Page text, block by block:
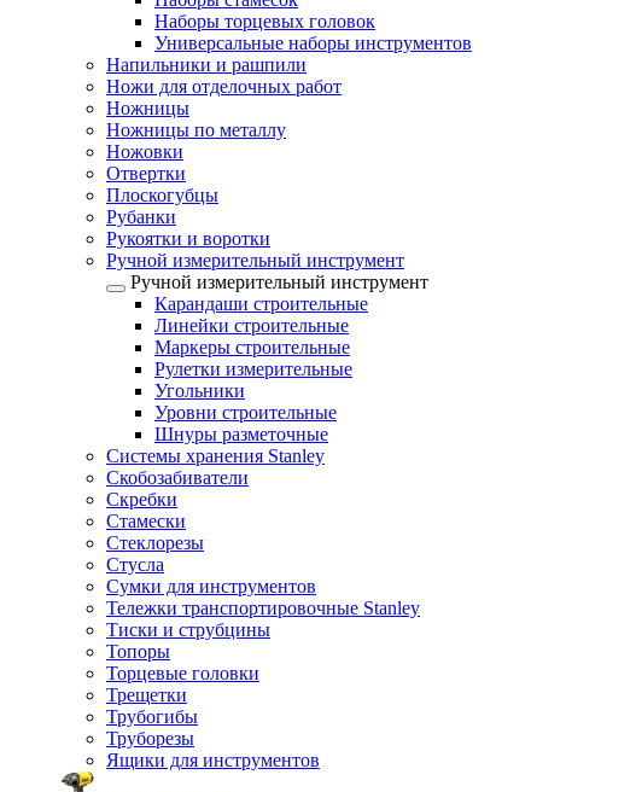
Наборы торцевых головок
Универсальные наборы инструментов
Напильники и рашпили
Ножи для отделочных работ
Ножницы
Ножницы по металлу
Ножовки
Отвертки
Плоскогубцы
Рубанки
Рукоятки и воротки
Ручной измерительный инструмент
Ручной измерительный инструмент
Карандаши строительные
Линейки строительные
Маркеры строительные
Рулетки измерительные
Угольники
Уровни строительные
Шнуры разметочные
Системы хранения Stanley
Скобозабиватели
Скребки
Стамески
Стеклорезы
Стусла
Сумки для инструментов
Тележки транспортировочные Stanley
Тиски и струбцины
Топоры
Торцевые головки
Трещетки
Трубогибы
Труборезы
Ящики для инструментов